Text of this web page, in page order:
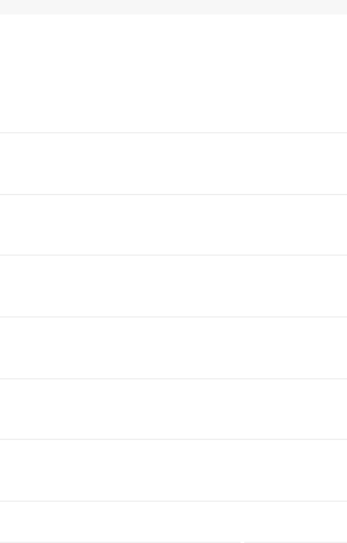
de infección cruzada bacteriana